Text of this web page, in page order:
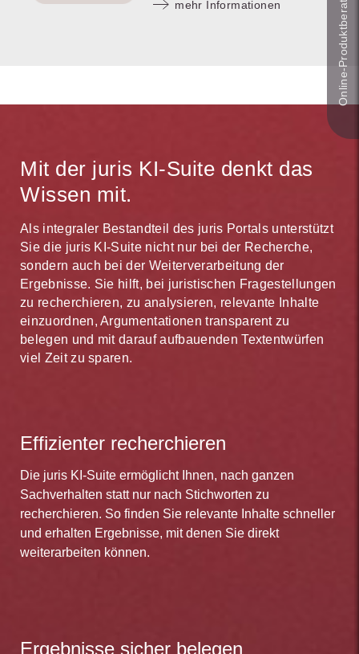
mehr Informationen
Mit der juris KI-Suite denkt das
Wissen mit.
Als integraler Bestandteil des juris Portals unterstützt
Sie die juris KI-Suite nicht nur bei der Recherche,
sondern auch bei der Weiterverarbeitung der
Ergebnisse. Sie hilft, bei juristischen Fragestellungen
zu recherchieren, zu analysieren, relevante Inhalte
einzuordnen, Argumentationen transparent zu
belegen und mit darauf aufbauenden Textentwürfen
viel Zeit zu sparen.
Effizienter recherchieren
Die juris KI-Suite ermöglicht Ihnen, nach ganzen
Sachverhalten statt nur nach Stichworten zu
recherchieren. So finden Sie relevante Inhalte schneller
und erhalten Ergebnisse, mit denen Sie direkt
weiterarbeiten können.
Ergebnisse sicher belegen
Online-Produkt­berater